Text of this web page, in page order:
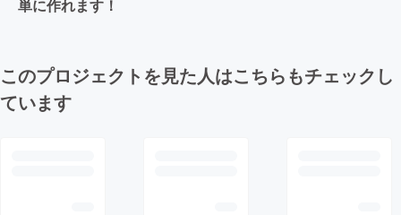
単に作れます！
このプロジェクトを見た人はこちらもチェックし
ています